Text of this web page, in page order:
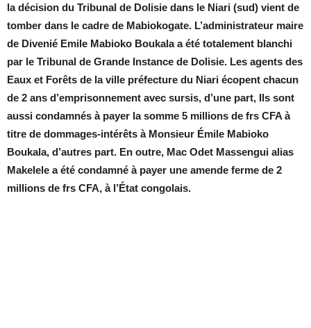
la décision du Tribunal de Dolisie dans le Niari (sud) vient de
tomber dans le cadre de Mabiokogate. L’administrateur maire
de Divenié Emile Mabioko Boukala a été totalement blanchi
par le Tribunal de Grande Instance de Dolisie. Les agents des
Eaux et Forêts de la ville préfecture du Niari écopent chacun
de 2 ans d’emprisonnement avec sursis, d’une part, Ils sont
aussi condamnés à payer la somme 5 millions de frs CFA à
titre de dommages-intérêts à Monsieur Émile Mabioko
Boukala, d’autres part. En outre, Mac Odet Massengui alias
Makelele a été condamné à payer une amende ferme de 2
millions de frs CFA, à l’État congolais.